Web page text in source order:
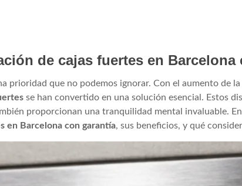
de cajas fuertes en Barcelona
prioridad que no podemos ignorar. Con el aumento de
se han convertido en una solución esencial. Estos
proporcionan una tranquilidad mental invaluable.
en Barcelona con garantía, sus beneficios, y qué